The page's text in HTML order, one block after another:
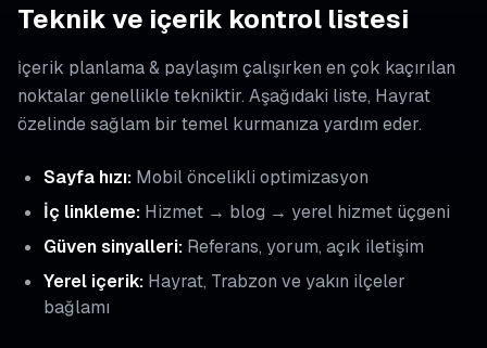
Teknik ve içerik kontrol listesi
i̇çerik planlama & paylaşım çalışırken en çok kaçırılan
noktalar genellikle tekniktir. Aşağıdaki liste, Hayrat
özelinde sağlam bir temel kurmanıza yardım eder.
Sayfa hızı: Mobil öncelikli optimizasyon
İç linkleme: Hizmet → blog → yerel hizmet üçgeni
Güven sinyalleri: Referans, yorum, açık iletişim
Yerel içerik: Hayrat, Trabzon ve yakın ilçeler
bağlamı